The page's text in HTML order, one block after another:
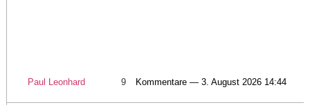
Paul Leonhard 9 Kommentare — 3. August 2026 14:44